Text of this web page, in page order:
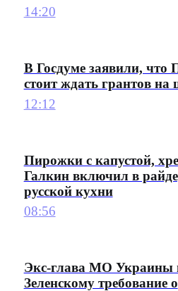
14:20
В Госдуме заявили,
стоит ждать грантов на
12:12
Пирожки с капустой,
Галкин включил в
русской кухни
08:56
Экс-глава МО Украины
Зеленскому требование о